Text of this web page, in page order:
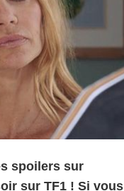
spoilers sur
sur TF1 ! Si vous